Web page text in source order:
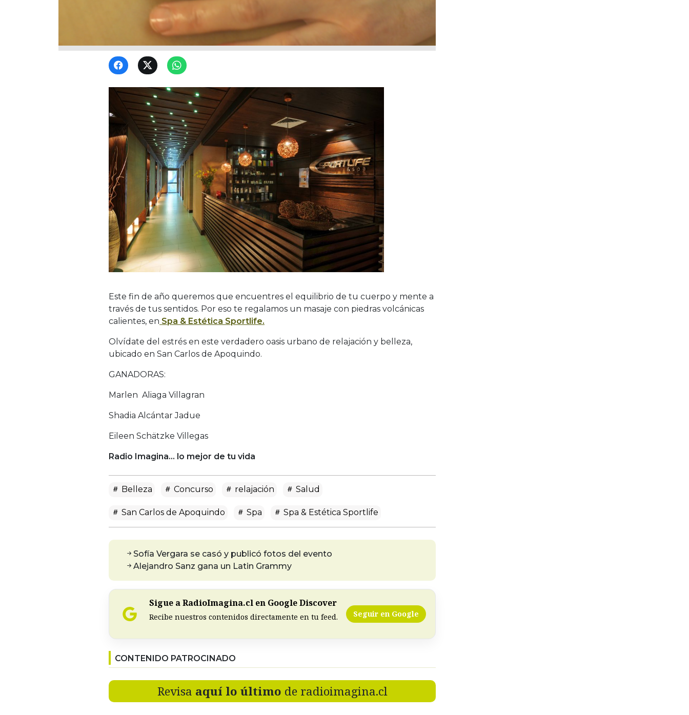
Este fin de año queremos que encuentres el equilibrio de tu cuerpo y mente a
través de tus sentidos. Por eso te regalamos un masaje con piedras volcánicas
calientes, en Spa & Estética Sportlife.
Olvídate del estrés en este verdadero oasis urbano de relajación y belleza,
ubicado en San Carlos de Apoquindo.
GANADORAS:
Marlen Aliaga Villagran
Shadia Alcántar Jadue
Eileen Schätzke Villegas
Radio Imagina… lo mejor de tu vida
Belleza Concurso relajación Salud
San Carlos de Apoquindo Spa Spa & Estética Sportlife
Sofía Vergara se casó y publicó fotos del evento
Alejandro Sanz gana un Latin Grammy
Sigue a RadioImagina.cl en Google Discover
Recibe nuestros contenidos directamente en tu feed. Seguir en Google
CONTENIDO PATROCINADO
Revisa aquí lo último de radioimagina.cl